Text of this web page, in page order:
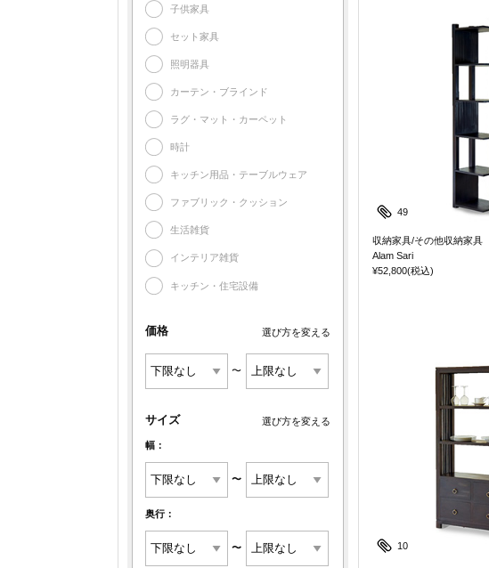
子供家具
セット家具
照明器具
カーテン・ブラインド
ラグ・マット・カーペット
時計
キッチン用品・テーブルウェア
ファブリック・クッション
生活雑貨
インテリア雑貨
キッチン・住宅設備
価格 選び方を変える
〜
サイズ 選び方を変える
幅：
〜
奥行：
〜
収納家具/その他収納家具
Alam Sari
¥52,800(税込)
49
10